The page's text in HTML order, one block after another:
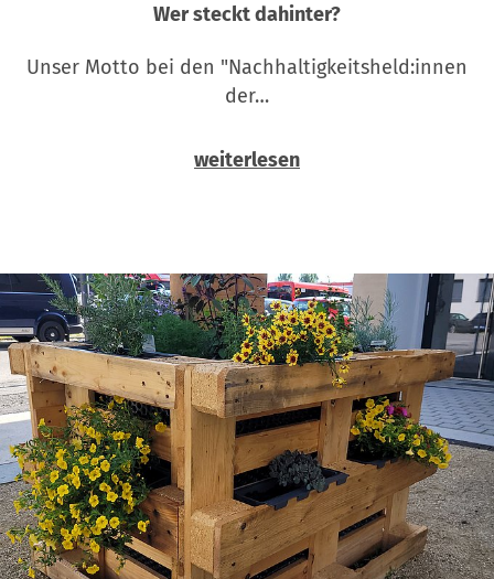
Wer steckt dahinter?
Unser Motto bei den "Nachhaltigkeitsheld:innen
der…
weiterlesen